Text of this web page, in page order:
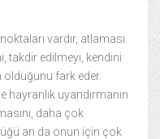
vardır, atlaması
takdir edilmeyi, kendini
olduğunu fark eder.
hayranlık uyandırmanın
daha çok
an da onun için çok